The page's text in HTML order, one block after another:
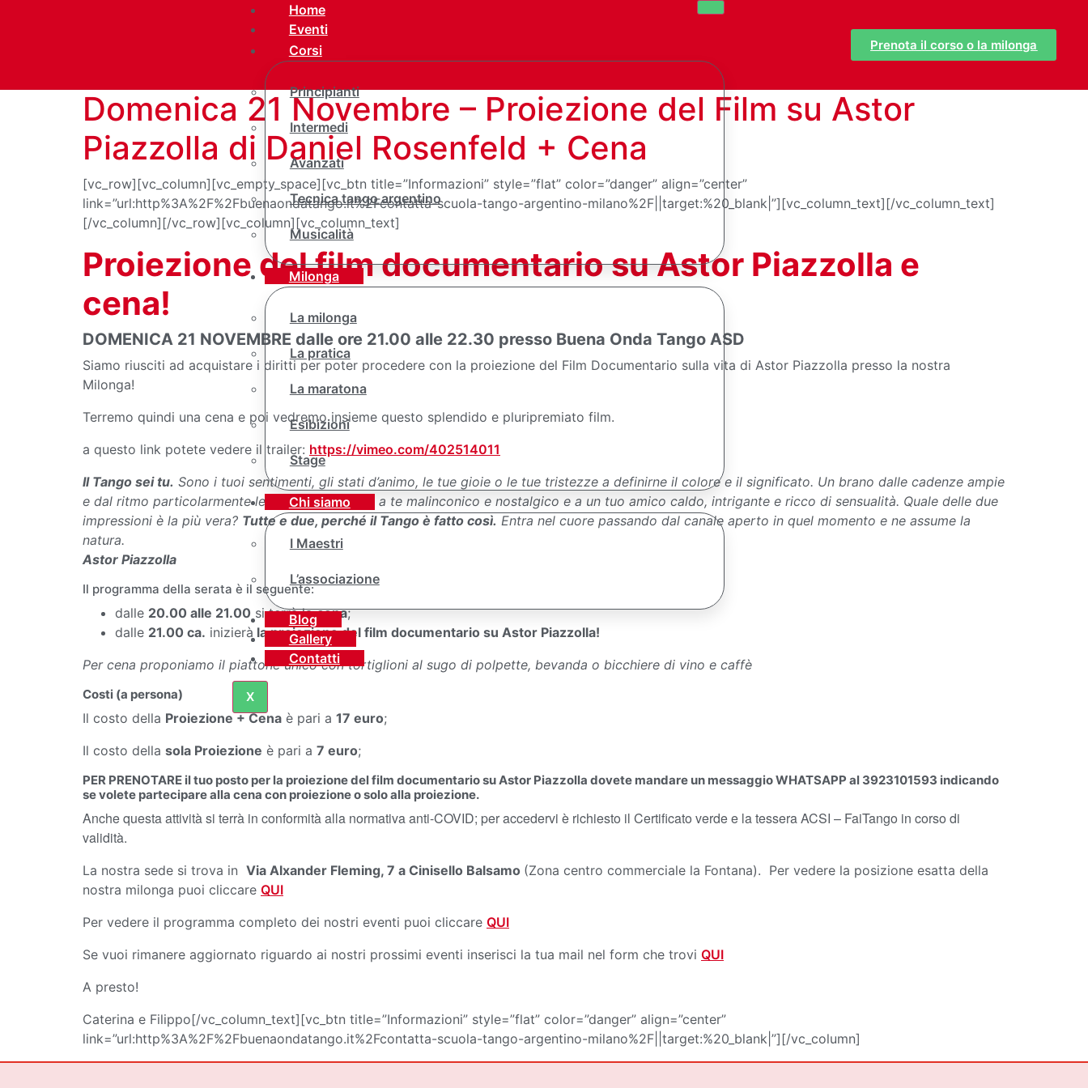
Home
Eventi
Corsi
Principianti
Intermedi
Avanzati
Tecnica tango argentino
Musicalità
Milonga
La milonga
La pratica
La maratona
Esibizioni
Stage
Chi siamo
I Maestri
L’associazione
Blog
Gallery
Contatti
X
Prenota il corso o la milonga
Domenica 21 Novembre – Proiezione del Film su Astor
Piazzolla di Daniel Rosenfeld + Cena
[vc_row][vc_column][vc_empty_space][vc_btn title=”Informazioni” style=”flat” color=”danger” align=”center”
link=”url:http%3A%2F%2Fbuenaondatango.it%2Fcontatta-scuola-tango-argentino-milano%2F||target:%20_blank|”][vc_column_text][/vc_column_text]
[/vc_column][/vc_row][vc_column][vc_column_text]
Proiezione del film documentario su Astor Piazzolla e
cena!
DOMENICA 21 NOVEMBRE dalle ore 21.00 alle 22.30 presso Buena Onda Tango ASD
Siamo riusciti ad acquistare i diritti per poter procedere con la proiezione del Film Documentario sulla vita di Astor Piazzolla presso la nostra
Milonga!
Terremo quindi una cena e poi vedremo insieme questo splendido e pluripremiato film.
a questo link potete vedere il trailer: https://vimeo.com/402514011
Il Tango sei tu. Sono i tuoi sentimenti, gli stati d’animo, le tue gioie o le tue tristezze a definirne il colore e il significato. Un brano dalle cadenze ampie
e dal ritmo particolarmente lento può sembrare a te malinconico e nostalgico e a un tuo amico caldo, intrigante e ricco di sensualità. Quale delle due
impressioni è la più vera? Tutte e due, perché il Tango è fatto così. Entra nel cuore passando dal canale aperto in quel momento e ne assume la
natura.
Astor Piazzolla
Il programma della serata è il seguente:
dalle 20.00 alle 21.00 si terrà lacena;
dalle 21.00 ca. inizierà la proiezione del film documentario su Astor Piazzolla!
Per cena proponiamo il piattone unico con tortiglioni al sugo di polpette, bevanda o bicchiere di vino e caffè
Costi (a persona)
Il costo della Proiezione + Cena è pari a 17 euro;
Il costo della sola Proiezione è pari a 7 euro;
PER PRENOTARE il tuo posto per la proiezione del film documentario su Astor Piazzolla dovete mandare un messaggio WHATSAPP al 3923101593 indicando
se volete partecipare alla cena con proiezione o solo alla proiezione.
Anche questa attività si terrà in conformità alla normativa anti-COVID; per accedervi è richiesto il Certificato verde e la tessera ACSI – FaiTango in corso di
validità.
La nostra sede si trova in Via Alxander Fleming, 7 a Cinisello Balsamo (Zona centro commerciale la Fontana). Per vedere la posizione esatta della
nostra milonga puoi cliccare QUI
Per vedere il programma completo dei nostri eventi puoi cliccare QUI
Se vuoi rimanere aggiornato riguardo ai nostri prossimi eventi inserisci la tua mail nel form che trovi QUI
A presto!
Caterina e Filippo[/vc_column_text][vc_btn title=”Informazioni” style=”flat” color=”danger” align=”center”
link=”url:http%3A%2F%2Fbuenaondatango.it%2Fcontatta-scuola-tango-argentino-milano%2F||target:%20_blank|”][/vc_column]